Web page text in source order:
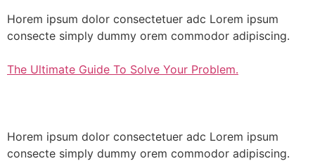
Horem ipsum dolor consectetuer adc Lorem ipsum
consecte simply dummy orem commodor adipiscing.
The Ultimate Guide To Solve Your Problem.
Horem ipsum dolor consectetuer adc Lorem ipsum
consecte simply dummy orem commodor adipiscing.